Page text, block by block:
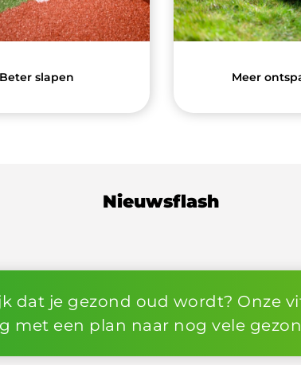
Beter slapen Meer
Nieuwsflash
quickscan van je gezondheid en